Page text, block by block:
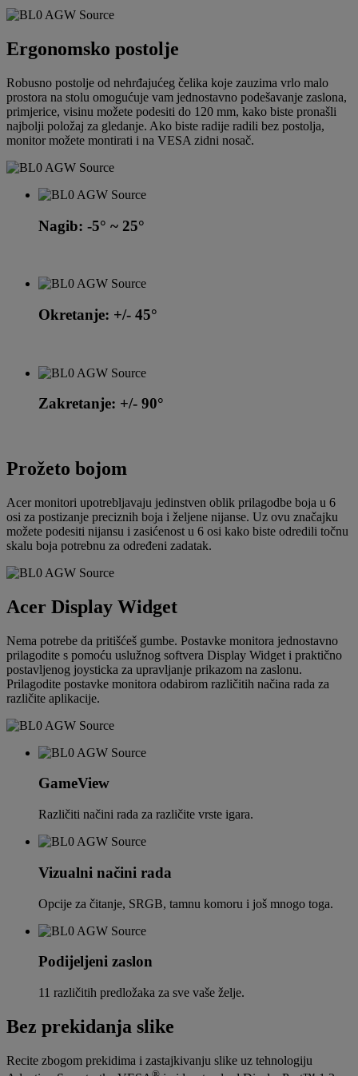
Ergonomsko postolje
Robusno postolje od nehrđajućeg čelika koje zauzima vrlo malo
prostora na stolu omogućuje vam jednostavno podešavanje zaslona,
primjerice, visinu možete podesiti do 120 mm, kako biste pronašli
najbolji položaj za gledanje. Ako biste radije radili bez postolja,
monitor možete montirati i na VESA zidni nosač.
Nagib: -5° ~ 25°
Okretanje: +/- 45°
Zakretanje: +/- 90°
Prožeto bojom
Acer monitori upotrebljavaju jedinstven oblik prilagodbe boja u 6
osi za postizanje preciznih boja i željene nijanse. Uz ovu značajku
možete podesiti nijansu i zasićenost u 6 osi kako biste odredili točnu
skalu boja potrebnu za određeni zadatak.
Acer Display Widget
Nema potrebe da pritišćeš gumbe. Postavke monitora jednostavno
prilagodite s pomoću uslužnog softvera Display Widget i praktično
postavljenog joysticka za upravljanje prikazom na zaslonu.
Prilagodite postavke monitora odabirom različitih načina rada za
različite aplikacije.
GameView
Različiti načini rada za različite vrste igara.
Vizualni načini rada
Opcije za čitanje, SRGB, tamnu komoru i još mnogo toga.
Podijeljeni zaslon
11 različitih predložaka za sve vaše želje.
Bez prekidanja slike
Recite zbogom prekidima i zastajkivanju slike uz tehnologiju